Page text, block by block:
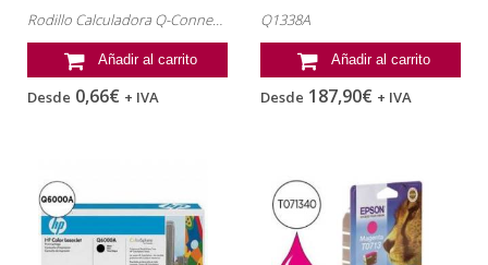
Rodillo Calculadora Q-Connect , referencia:
Añadir al carrito
Desde 0,66€ + IVA
Q1338A
Añadir al carrito
Desde 187,90€ + IVA